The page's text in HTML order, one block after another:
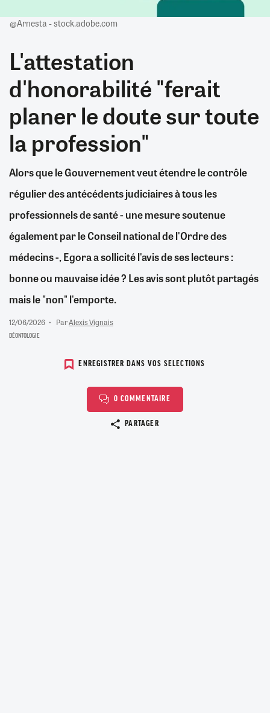
@Arnesta - stock.adobe.com
L'attestation
d'honorabilité "ferait
planer le doute sur toute
la profession"
Alors que le Gouvernement veut étendre le contrôle
régulier des antécédents judiciaires à tous les
professionnels de santé - une mesure soutenue
également par le Conseil national de l'Ordre des
médecins -, Egora a sollicité l'avis de ses lecteurs :
bonne ou mauvaise idée ? Les avis sont plutôt partagés
mais le "non" l'emporte.
12/06/2026 ParAlexis Vignais
DÉONTOLOGIE
ENREGISTRER DANS VOS SELECTIONS
0 COMMENTAIRE
PARTAGER